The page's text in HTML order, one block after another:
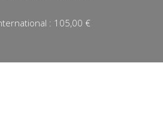
: 105,00 €